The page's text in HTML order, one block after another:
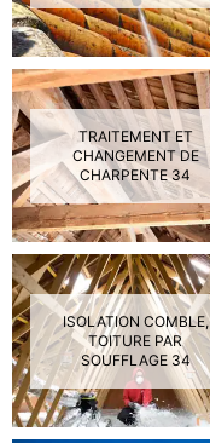
TRAITEMENT ET
CHANGEMENT DE
CHARPENTE 34
ISOLATION COMBLE,
TOITURE PAR
SOUFFLAGE 34